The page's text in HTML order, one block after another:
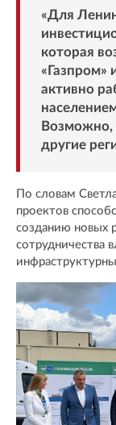
«Для
которая
«Газпром»
активно
Возможно,
другие
По словам
проектов
созданию новых
сотрудничества